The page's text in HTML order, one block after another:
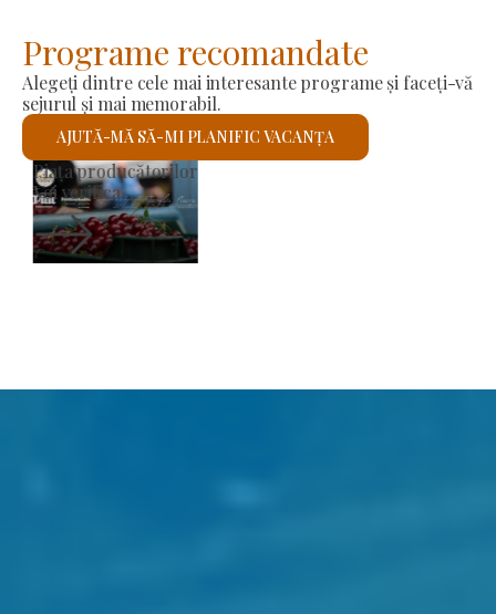
Programe recomandate
Alegeți dintre cele mai interesante programe și faceți-vă
sejurul și mai memorabil.
AJUTĂ-MĂ SĂ-MI PLANIFIC VACANȚA
Biserica romano-catolică Sfântul László
Voi verifica